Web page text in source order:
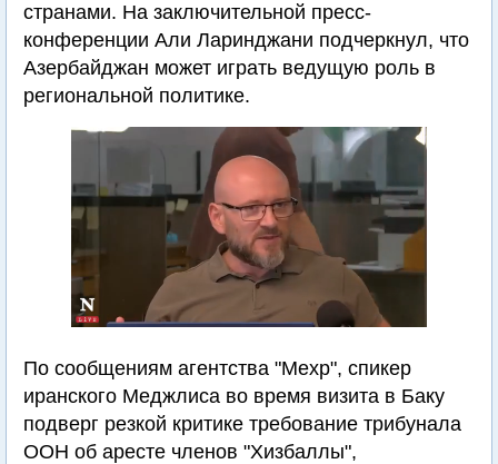
странами. На заключительной пресс-
конференции Али Ларинджани подчеркнул, что
Азербайджан может играть ведущую роль в
региональной политике.
По сообщениям агентства "Мехр", спикер
иранского Меджлиса во время визита в Баку
подверг резкой критике требование трибунала
ООН об аресте членов "Хизбаллы",